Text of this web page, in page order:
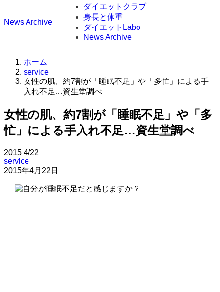
News Archive
ダイエットクラブ
身長と体重
ダイエットLabo
News Archive
ホーム
service
女性の肌、約7割が「睡眠不足」や「多忙」による手
入れ不足…資生堂調べ
女性の肌、約7割が「睡眠不足」や「多
忙」による手入れ不足…資生堂調べ
2015 4/22
service
2015年4月22日